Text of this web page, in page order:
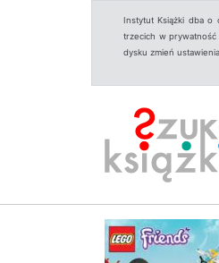
Instytut Książki dba o
trzecich w prywatność
dysku zmień